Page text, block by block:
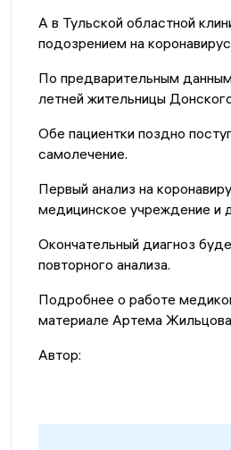
А в Тульской областной
подозрением на
По предварительным
летней жительницы
Обе пациентки поздно
самолечение.
Первый анализ на
медицинское учреждение и
Окончательный диагноз
повторного анализа.
Подробнее о работе
материале Артема
Автор: